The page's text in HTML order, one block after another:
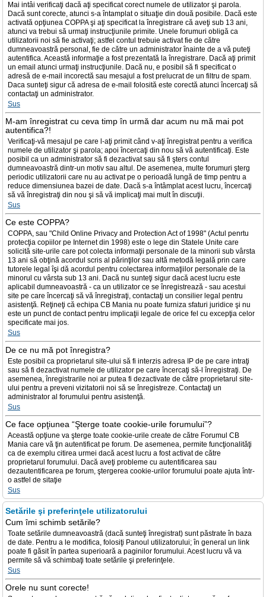
Mai intâi verificaţi dacă aţi specificat corect numele de utilizator şi parola.
Dacă sunt corecte, atunci s-a întamplat o situaţie din două posibile. Dacă este
activată opţiunea COPPA şi aţi specificat la înregistrare că aveţi sub 13 ani,
atunci va trebui să urmaţi instrucţiunile primite. Unele forumuri obligă ca
utilizatorii noi să fie activaţi; astfel contul trebuie activat fie de către
dumneavoastră personal, fie de către un administrator înainte de a vă puteţi
autentifica. Această informaţie a fost prezentată la înregistrare. Dacă aţi primit
un email atunci urmaţi instrucţiunile. Dacă nu, e posibil să fi specificat o
adresă de e-mail incorectă sau mesajul a fost prelucrat de un filtru de spam.
Daca sunteţi sigur că adresa de e-mail folosită este corectă atunci încercaţi să
contactaţi un administrator.
Sus
M-am înregistrat cu ceva timp în urmă dar acum nu mă mai pot
autentifica?!
Verificaţi-vă mesajul pe care l-aţi primit când v-aţi înregistrat pentru a verifica
numele de utilizator şi parola; apoi încercaţi din nou să vă autentificaţi. Este
posibil ca un administrator să fi dezactivat sau să fi şters contul
dumneavoastră dintr-un motiv sau altul. De asemenea, multe forumuri şterg
periodic utilizatorii care nu au activat pe o perioadă lungă de timp pentru a
reduce dimensiunea bazei de date. Dacă s-a întâmplat acest lucru, încercaţi
să vă înregistraţi din nou şi să vă implicaţi mai mult în discuţii.
Sus
Ce este COPPA?
COPPA, sau "Child Online Privacy and Protection Act of 1998" (Actul penrtu
protecţia copiilor pe Internet din 1998) este o lege din Statele Unite care
solicită site-urile care pot colecta informaţii personale de la minorii sub vârsta
13 ani să obţină acordul scris al părinţilor sau altă metodă legală prin care
tutorele legal îşi dă acordul pentru colectarea informaţiilor personale de la
minorul cu vârsta sub 13 ani. Dacă nu sunteţi sigur dacă acest lucru este
aplicabil dumneavoastră - ca un utilizator ce se înregistrează - sau acestui
site pe care încercaţi să vă înregistraţi, contactaţi un consilier legal pentru
asistenţă. Reţineţi că echipa CB Mania nu poate furniza sfaturi juridice şi nu
este un punct de contact pentru implicaţii legale de orice fel cu excepţia celor
specificate mai jos.
Sus
De ce nu mă pot înregistra?
Este posibil ca proprietarul site-ului să fi interzis adresa IP de pe care intraţi
sau să fi dezactivat numele de utilizator pe care încercaţi să-l înregistraţi. De
asemenea, înregistrarile noi ar putea fi dezactivate de către proprietarul site-
ului pentru a preveni vizitatorii noi să se înregistreze. Contactaţi un
administrator al forumului pentru asistenţă.
Sus
Ce face opţiunea “Şterge toate cookie-urile forumului”?
Această opţiune va şterge toate cookie-urile create de către Forumul CB
Mania care vă ţin autentificat pe forum. De asemenea, permite funcţionalităţi
ca de exemplu citirea urmei dacă acest lucru a fost activat de către
proprietarul forumului. Dacă aveţi probleme cu autentificarea sau
dezautentificarea pe forum, ştergerea cookie-urilor forumului poate ajuta într-
o astfel de sitaţie
Sus
Setările şi preferinţele utilizatorului
Cum îmi schimb setările?
Toate setările dumneavoastră (dacă sunteţi înregistrat) sunt păstrate în baza
de date. Pentru a le modifica, folosiţi Panoul utilizatorului; în general un link
poate fi găsit în partea superioară a paginilor forumului. Acest lucru vă va
permite să vă schimbaţi toate setările şi preferinţele.
Sus
Orele nu sunt corecte!